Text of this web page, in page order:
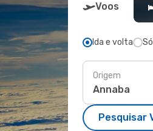
Voos
Ida e volta
Origem
Pesquisar